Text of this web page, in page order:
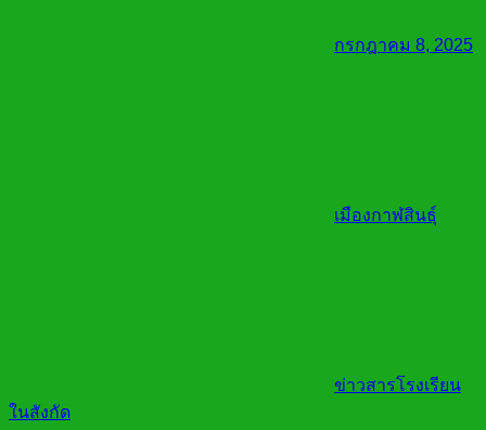
กรกฎาคม 8, 2025
เมืองกาฬสินธุ์
ข่าวสารโรงเรียน
ในสังกัด